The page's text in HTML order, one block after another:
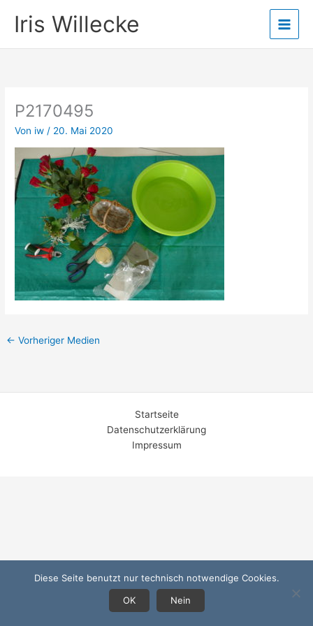
InhaltIris Willecke
P2170495
Von iw / 20. Mai 2020
← Vorheriger Medien
Startseite
Datenschutzerklärung
Impressum
Diese Seite benutzt nur technisch notwendige Cookies.
OK
Nein